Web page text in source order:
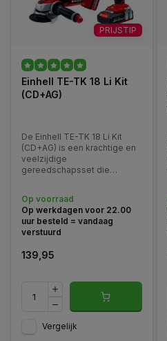
PRIJSTIP
Einhell TE-TK 18 Li Kit
(CD+AG)
De Einhell TE-TK 18 Li Kit
(CD+AG) is een krachtige en
veelzijdige
gereedschapsset die
Change gereedschappen: de
TE-CD 18/2 Li boor- en
schroefmachine en de TE-
AG 18 Li haakse slijper.
Op voorraad
Op werkdagen voor 22.00
uur besteld = vandaag
verstuurd
139,95
Vergelijk